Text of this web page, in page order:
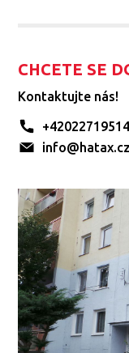
CHCETE SE
Kontaktujte nás!
info@hatax.cz